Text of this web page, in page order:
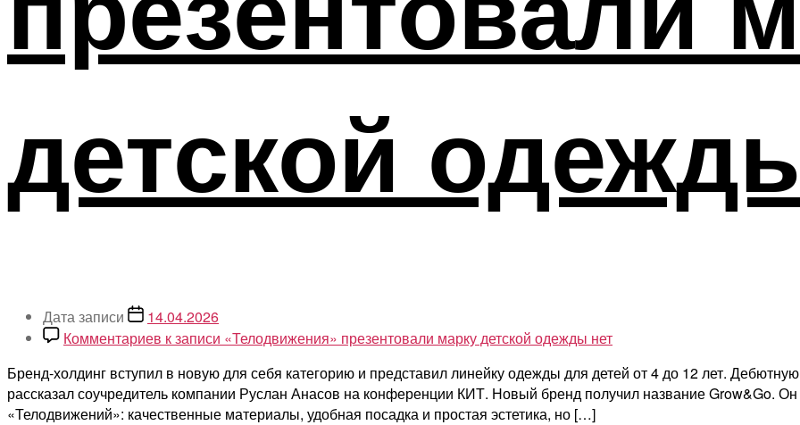
детской
Дата записи
14.04.2026
Комментариев к записи «Телодвижения» презентовали марку детской одежды нет
Бренд-холдинг вступил в новую для себя категорию и представил линейку одежды для детей от 4 до 12 лет.
рассказал соучредитель компании Руслан Анасов на конференции КИТ. Новый бренд получил название Grow&Go.
«Телодвижений»: качественные материалы, удобная посадка и простая эстетика, но […]